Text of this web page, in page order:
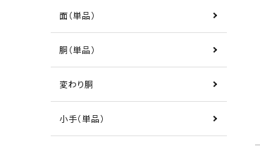
面（単品）
胴（単品）
変わり胴
小手（単品）